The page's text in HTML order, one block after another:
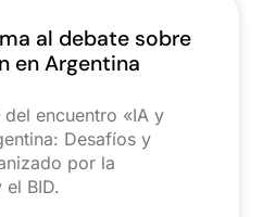
al debate sobre
en Argentina
encuentro «IA y
Desafíos y
por la
BID.